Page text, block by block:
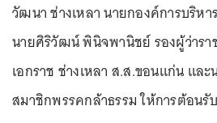
วัฒนา ช่างเหลา นายกองค์การบริห
นายศิริวัฒน์ พินิจพานิชย์ รองผู้ว่ารา
เอกราช ช่างเหลา ส.ส.ขอนแก่น แล
สมาชิกพรรคกล้าธรรม ให้การต้อนรับ